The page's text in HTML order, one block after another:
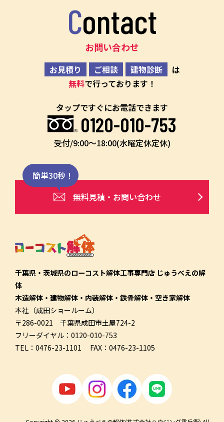
Contact
お問い合わせ
お見積り ご相談 建物診断
は
無料で行っております！
タップですぐにお電話できます
0120-010-753
受付/9:00〜18:00(水曜定休定休)
簡単30秒！
無料見積・お問い合わせ
千葉県・茨城県のローコスト解体工事専門店 じゅうべえの解
体
木造解体・建物解体・内装解体・鉄骨解体・空き家解体
本社（成田ショールーム）
〒286-0021 千葉県成田市土屋724-2
フリーダイヤル：0120-010-753
TEL：0476-23-1101 FAX：0476-23-1105